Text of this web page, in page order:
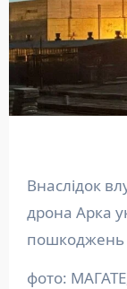
Внаслідок влучання російського ударного
дрона Арка
пошкоджень
фото: